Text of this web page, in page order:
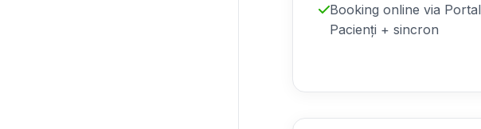
Booking online via Portal
Pacienți + sincron